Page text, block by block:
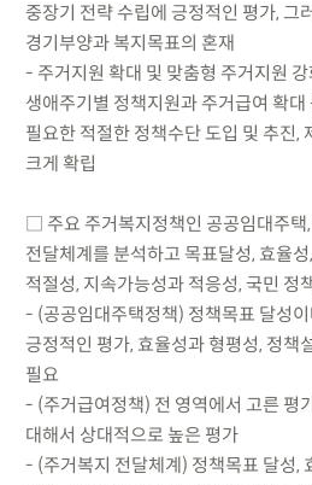
중장기 전략 수립에 긍정적인 평가, 그
경기부양과 복지목표의 혼재
- 주거지원 확대 및 맞춤형 주거지원
생애주기별 정책지원과 주거급여 확
필요한 적절한 정책수단 도입 및 추진,
크게 확립
□ 주요 주거복지정책인 공공임대주택
전달체계를 분석하고 목표달성, 효율
적절성, 지속가능성과 적응성, 국민 정
- (공공임대주택정책) 정책목표 달성
긍정적인 평가, 효율성과 형평성, 정책
필요
- (주거급여정책) 전 영역에서 고른 평
대해서 상대적으로 높은 평가
- (주거복지 전달체계) 정책목표 달성,